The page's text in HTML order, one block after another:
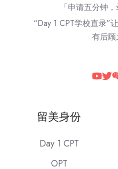
「申请五分钟
“Day 1 CPT学校直录”
有后
留美身份
Day 1 CPT
OPT